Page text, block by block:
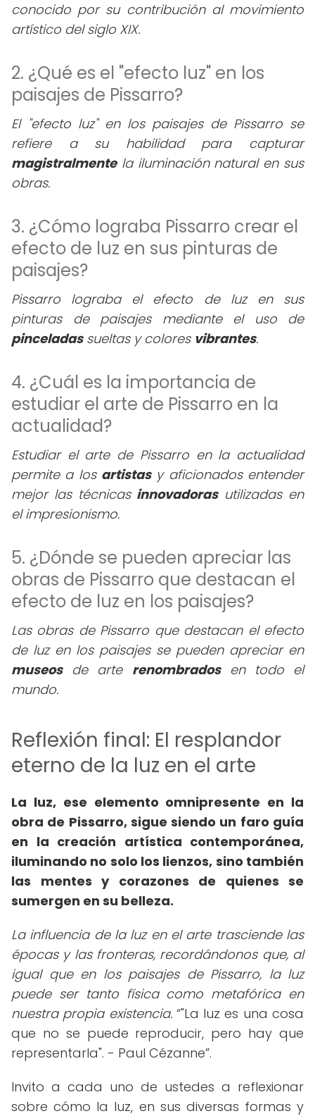
conocido por su contribución al movimiento
artístico del siglo XIX.
2. ¿Qué es el "efecto luz" en los
paisajes de Pissarro?
El "efecto luz" en los paisajes de Pissarro se
refiere a su habilidad para capturar
magistralmentela iluminación natural en sus
obras.
3. ¿Cómo lograba Pissarro crear el
efecto de luz en sus pinturas de
paisajes?
Pissarro lograba el efecto de luz en sus
pinturas de paisajes mediante el uso de
pinceladassueltas y colores vibrantes.
4. ¿Cuál es la importancia de
estudiar el arte de Pissarro en la
actualidad?
Estudiar el arte de Pissarro en la actualidad
permite a los artistasy aficionados entender
mejor las técnicas innovadorasutilizadas en
el impresionismo.
5. ¿Dónde se pueden apreciar las
obras de Pissarro que destacan el
efecto de luz en los paisajes?
Las obras de Pissarro que destacan el efecto
de luz en los paisajes se pueden apreciar en
museosde arte renombradosen todo el
mundo.
Reflexión final: El resplandor
eterno de la luz en el arte
La luz, ese elemento omnipresente en la
obra de Pissarro, sigue siendo un faro guía
en la creación artística contemporánea,
iluminando no solo los lienzos, sino también
las mentes y corazones de quienes se
sumergen en su belleza.
La influencia de la luz en el arte trasciende las
épocas y las fronteras, recordándonos que, al
igual que en los paisajes de Pissarro, la luz
puede ser tanto física como metafórica en
nuestra propia existencia. "La luz es una cosa
que no se puede reproducir, pero hay que
representarla". - Paul Cézanne .
Invito a cada uno de ustedes a reflexionar
sobre cómo la luz, en sus diversas formas y